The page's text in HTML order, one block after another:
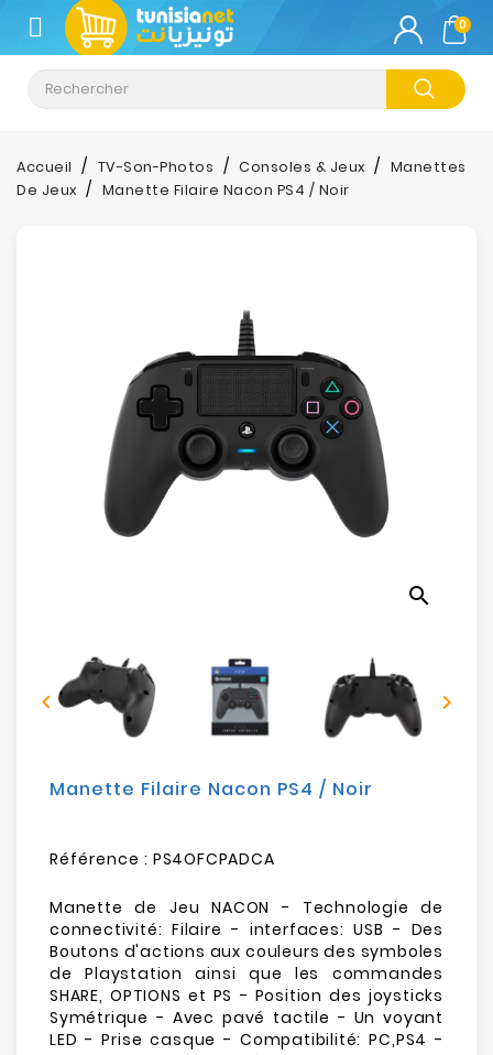
CATÉGORIE
Climatisation
Informatique
Electroménager
Sécurité
Mobilités
0
Accueil TV-Son-Photos Consoles & Jeux
Manettes
De Jeux
Manette Filaire Nacon PS4 / Noir
search
 
Manette Filaire Nacon PS4 / Noir
Référence : PS4OFCPADCA
Manette de Jeu NACON - Technologie de
connectivité: Filaire - interfaces: USB - Des
Boutons d'actions aux couleurs des symboles
de Playstation ainsi que les commandes
SHARE, OPTIONS et PS - Position des joysticks
Symétrique - Avec pavé tactile - Un voyant
LED - Prise casque - Compatibilité: PC,PS4 -